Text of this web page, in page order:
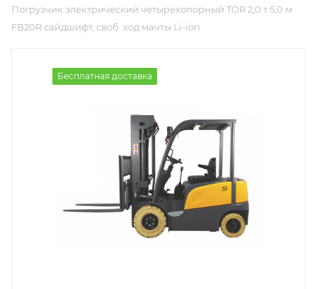
Погрузчик электрический четырехопорный TOR 2,0 т 5,0 м
FB20R сайдшифт, своб. ход мачты Li-ion
Бесплатная доставка